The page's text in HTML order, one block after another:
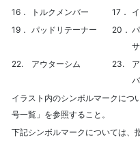
16． トルクメンバー 17．
19． パッドリテーナー 20．
22. アウターシム 23.
イラスト内のシンボルマークにつ
号一覧」を参照すること。
下記シンボルマークについては、